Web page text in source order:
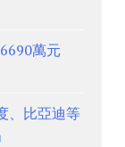
萬元
、比亞迪等